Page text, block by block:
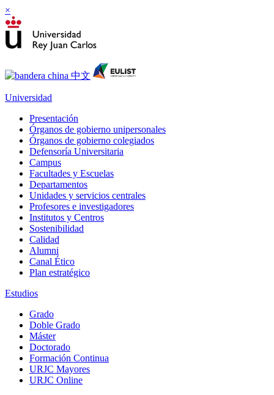
×
Universidad
Presentación
Órganos de gobierno unipersonales
Órganos de gobierno colegiados
Defensoría Universitaria
Campus
Facultades y Escuelas
Departamentos
Unidades y servicios centrales
Profesores e investigadores
Institutos y Centros
Sostenibilidad
Calidad
Alumni
Canal Ético
Plan estratégico
Estudios
Grado
Doble Grado
Máster
Doctorado
Formación Continua
URJC Mayores
URJC Online